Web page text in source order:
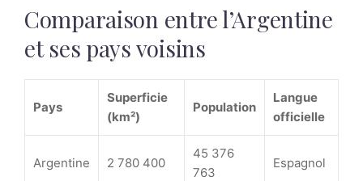
Comparaison entre l’Argentine
et ses pays voisins
Pays
Superficie
(km²)
Population
Langue
officielle
Argentine 2 780 400
45 376
763
Espagnol